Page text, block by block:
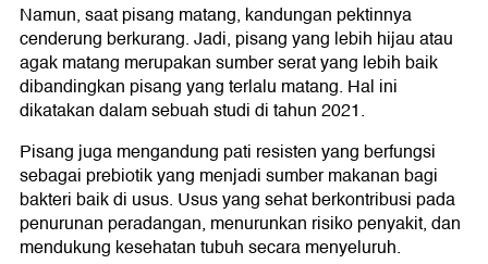
Namun, saat pisang matang, kandungan pektinnya
cenderung berkurang. Jadi, pisang yang lebih hijau atau
agak matang merupakan sumber serat yang lebih baik
dibandingkan pisang yang terlalu matang. Hal ini
dikatakan dalam sebuah studi di tahun 2021.
Pisang juga mengandung pati resisten yang berfungsi
sebagai prebiotik yang menjadi sumber makanan bagi
bakteri baik di usus. Usus yang sehat berkontribusi pada
penurunan peradangan, menurunkan risiko penyakit, dan
mendukung kesehatan tubuh secara menyeluruh.